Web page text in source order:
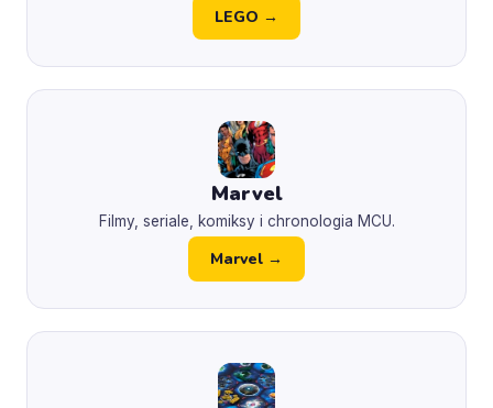
LEGO →
Marvel
Filmy, seriale, komiksy i chronologia MCU.
Marvel →